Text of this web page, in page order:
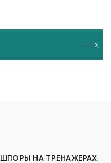
ШПОРЫ НА ТРЕНАЖЕРАХ